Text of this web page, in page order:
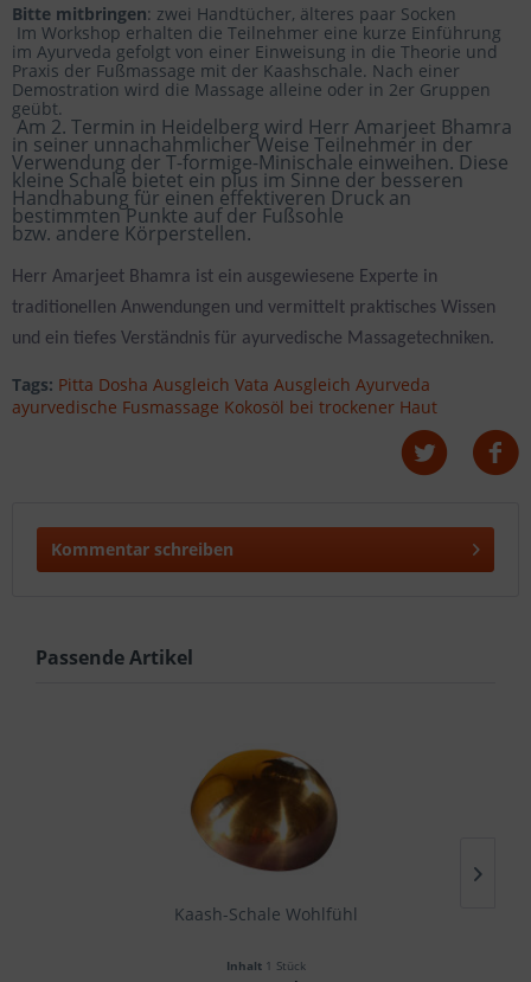
Bitte mitbringen: zwei Handtücher, älteres paar Socken
Im Workshop erhalten die Teilnehmer eine kurze Einführung
im Ayurveda gefolgt von einer Einweisung in die Theorie und
Praxis der Fußmassage mit der Kaashschale. Nach einer
Demostration wird die Massage alleine oder in 2er Gruppen
geübt.
Am 2. Termin in Heidelberg wird Herr Amarjeet Bhamra
in seiner unnachahmlicher Weise Teilnehmer in der
Verwendung der T-formige-Minischale einweihen. Diese
kleine Schale bietet ein plus im Sinne der besseren
Handhabung für einen effektiveren Druck an
bestimmten Punkte auf der Fußsohle
bzw. andere Körperstellen.
Herr Amarjeet Bhamra ist ein ausgewiesene Experte in
traditionellen Anwendungen und vermittelt praktisches Wissen
und ein tiefes Verständnis für ayurvedische Massagetechniken.
Tags: Pitta Dosha Ausgleich Vata Ausgleich Ayurveda
ayurvedische Fusmassage Kokosöl bei trockener Haut
Kommentar schreiben
Passende Artikel
Kaash-Schale Wohlfühl
Inhalt 1 Stück